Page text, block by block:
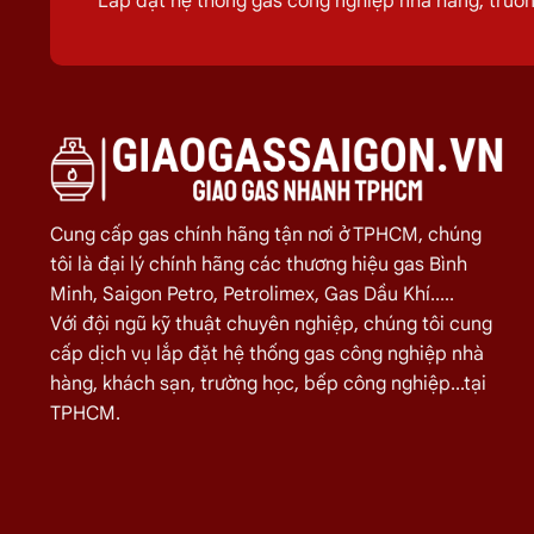
Trụ sở chính: Số 5/1 Quốc lộ 1A, Ấp Bến Lức 6, Xã
Vị thế thị trường: Là một trong những doanh
Theo báo cáo thường niên năm 2024 của
Cổ phần MT Gas.
2. Các Dòng Sản Phẩm Chính
MT Gascung cấp các loại bình gas phục vụ cả nhu cầu
Bình gas dân dụng 12kg:
Màu sắc
Cung cấp gas chính hãng tận nơi ở TPHCM, chúng
tôi là đại lý chính hãng các thương hiệu gas Bình
Minh, Saigon Petro, Petrolimex, Gas Dầu Khí.....
Với đội ngũ kỹ thuật chuyên nghiệp, chúng tôi cung
cấp dịch vụ lắp đặt hệ thống gas công nghiệp nhà
hàng, khách sạn, trường học, bếp công nghiệp...tại
TPHCM.